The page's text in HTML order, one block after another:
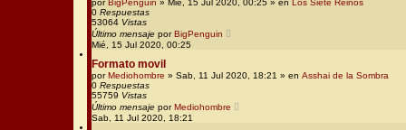
porBigPenguin » Mié, 15 Jul 2020, 00:25 » en Los Siete Reinos
0 Respuestas
53064 Vistas
Último mensaje porBigPenguin
Mié, 15 Jul 2020, 00:25
Formato movil
porMediohombre » Sab, 11 Jul 2020, 18:21 » en Asshai de la Sombra
0 Respuestas
55759 Vistas
Último mensaje porMediohombre
Sab, 11 Jul 2020, 18:21